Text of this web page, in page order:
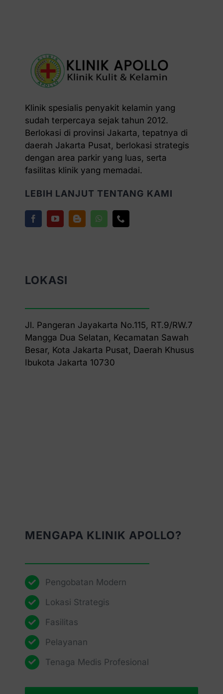
Klinik spesialis penyakit kelamin yang
sudah terpercaya sejak tahun 2012.
Berlokasi di provinsi Jakarta, tepatnya di
daerah Jakarta Pusat, berlokasi strategis
dengan area parkir yang luas, serta
fasilitas klinik yang memadai.
LEBIH LANJUT TENTANG KAMI
LOKASI
Jl. Pangeran Jayakarta No.115, RT.9/RW.7
Mangga Dua Selatan, Kecamatan Sawah
Besar, Kota Jakarta Pusat, Daerah Khusus
Ibukota Jakarta 10730
MENGAPA KLINIK APOLLO?
Pengobatan Modern
Lokasi Strategis
Fasilitas
Pelayanan
Tenaga Medis Profesional